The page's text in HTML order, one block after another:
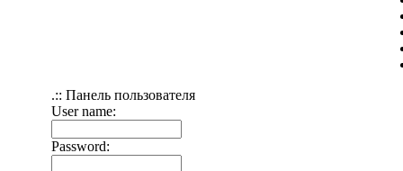
.:: Панель пользователя
User name:
Password: